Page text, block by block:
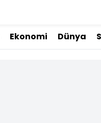
Ekonomi Dünya